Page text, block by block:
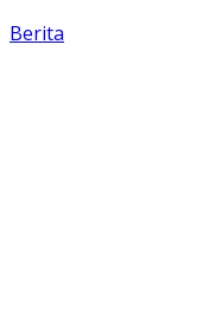
Berita